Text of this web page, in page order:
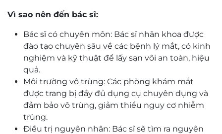
Vì sao nên đến bác sĩ:
Bác sĩ có chuyên môn: Bác sĩ nhãn khoa được
đào tạo chuyên sâu về các bệnh lý mắt, có kinh
nghiệm và kỹ thuật để lấy sạn vôi an toàn, hiệu
quả.
Môi trường vô trùng: Các phòng khám mắt
được trang bị đầy đủ dụng cụ chuyên dụng và
đảm bảo vô trùng, giảm thiểu nguy cơ nhiễm
trùng.
Điều trị nguyên nhân: Bác sĩ sẽ tìm ra nguyên